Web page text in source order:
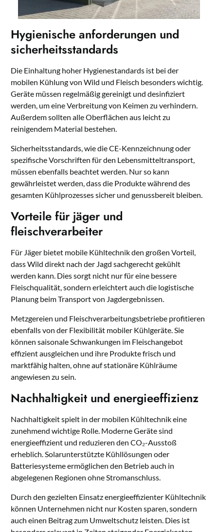
Hygienische anforderungen und
sicherheitsstandards
Die Einhaltung hoher Hygienestandards ist bei der
mobilen Kühlung von Wild und Fleisch besonders wichtig.
Geräte müssen regelmäßig gereinigt und desinfiziert
werden, um eine Verbreitung von Keimen zu verhindern.
Außerdem sollten alle Oberflächen aus leicht zu
reinigendem Material bestehen.
Sicherheitsstandards, wie die CE-Kennzeichnung oder
spezifische Vorschriften für den Lebensmitteltransport,
müssen ebenfalls beachtet werden. Nur so kann
gewährleistet werden, dass die Produkte während des
gesamten Kühlprozesses sicher und genussbereit bleiben.
Vorteile für jäger und
fleischverarbeiter
Für Jäger bietet mobile Kühltechnik den großen Vorteil,
dass Wild direkt nach der Jagd sachgerecht gekühlt
werden kann. Dies sorgt nicht nur für eine bessere
Fleischqualität, sondern erleichtert auch die logistische
Planung beim Transport von Jagdergebnissen.
Metzgereien und Fleischverarbeitungsbetriebe profitieren
ebenfalls von der Flexibilität mobiler Kühlgeräte. Sie
können saisonale Schwankungen im Fleischangebot
effizient ausgleichen und ihre Produkte frisch und
marktfähig halten, ohne auf stationäre Kühlräume
angewiesen zu sein.
Nachhaltigkeit und energieeffizienz
Nachhaltigkeit spielt in der mobilen Kühltechnik eine
zunehmend wichtige Rolle. Moderne Geräte sind
energieeffizient und reduzieren den CO₂-Ausstoß
erheblich. Solarunterstützte Kühllösungen oder
Batteriesysteme ermöglichen den Betrieb auch in
abgelegenen Regionen ohne Stromanschluss.
Durch den gezielten Einsatz energieeffizienter Kühltechnik
können Unternehmen nicht nur Kosten sparen, sondern
auch einen Beitrag zum Umweltschutz leisten. Dies ist